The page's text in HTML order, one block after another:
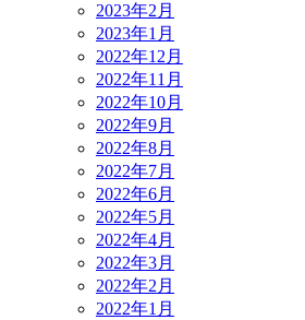
2023年2月
2023年1月
2022年12月
2022年11月
2022年10月
2022年9月
2022年8月
2022年7月
2022年6月
2022年5月
2022年4月
2022年3月
2022年2月
2022年1月